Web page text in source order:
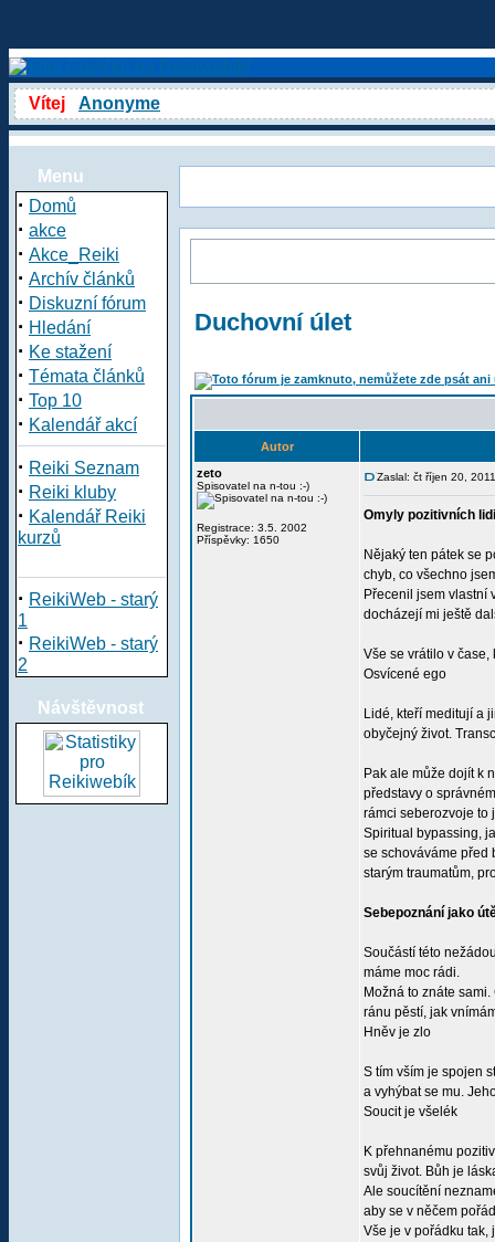
Vítej Anonyme
Menu
· Domů
· akce
· Akce_Reiki
· Archív článků
· Diskuzní fórum
· Hledání
· Ke stažení
· Témata článků
· Top 10
· Kalendář akcí
· Reiki Seznam
· Reiki kluby
· Kalendář Reiki
kurzů
· ReikiWeb - starý
1
· ReikiWeb - starý
2
Návštěvnost
Duchovní úlet
Autor
zeto
Spisovatel na n-tou :-)
Registrace: 3.5. 2002
Příspěvky: 1650
Zaslal: čt říjen 20,
Omyly pozitivních
Nějaký ten pátek se
chyb, co všechno
Přecenil jsem vlastní
docházejí mi ještě
Vše se vrátilo v
Osvícené ego
Lidé, kteří meditují a
obyčejný život.
Pak ale může dojít k
představy o
rámci seberozvoje to
Spiritual bypassing,
se schováváme před
starým traumatům,
Sebepoznání jako
Součástí této
máme moc rádi.
Možná to znáte
ránu pěstí, jak
Hněv je zlo
S tím vším je spojen
a vyhýbat se mu.
Soucit je všelék
K přehnanému
svůj život. Bůh je
Ale soucítění
aby se v něčem
Vše je v pořádku tak,